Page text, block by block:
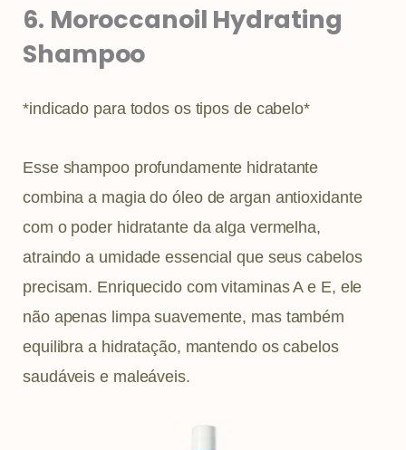
6. Moroccanoil Hydrating
Shampoo
*indicado para todos os tipos de cabelo*
Esse shampoo profundamente hidratante
combina a magia do óleo de argan antioxidante
com o poder hidratante da alga vermelha,
atraindo a umidade essencial que seus cabelos
precisam. Enriquecido com vitaminas A e E, ele
não apenas limpa suavemente, mas também
equilibra a hidratação, mantendo os cabelos
saudáveis e maleáveis.